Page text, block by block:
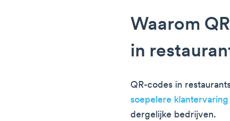
Waarom
in
QR-codes in
soepelere klantervaring
dergelijke bedrijven.